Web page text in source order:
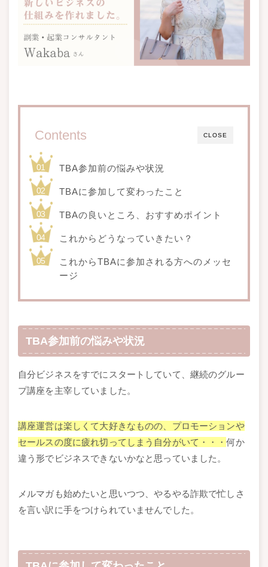
CLOSE
Contents
TBA参加前の悩みや状況
TBAに参加して変わったこと
TBAの良いところ、おすすめポイント
これからどうなっていきたい？
これからTBAに参加される方へのメッセ
ージ
TBA参加前の悩みや状況
自分ビジネスをすでにスタートしていて、継続のグルー
プ講座を主宰していました。
講座運営は楽しくて大好きなものの、プロモーションや
セールスの度に疲れ切ってしまう自分がいて・・・何か
違う形でビジネスできないかなと思っていました。
メルマガも始めたいと思いつつ、やるやる詐欺で忙しさ
を言い訳に手をつけられていませんでした。